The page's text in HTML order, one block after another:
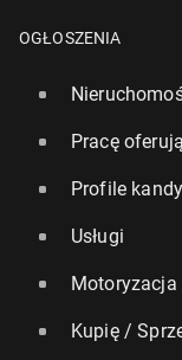
OGŁOSZENIA
Pracę oferują
Profile
Usługi
Motoryzacja
Kupię /